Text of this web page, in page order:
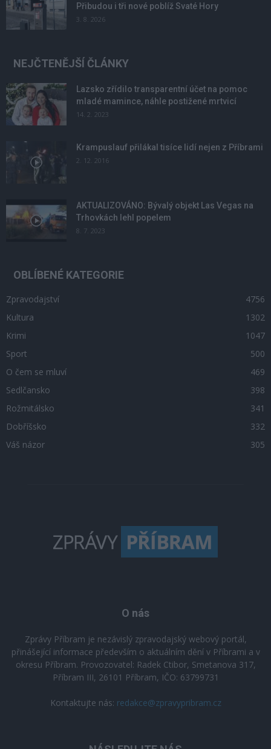
Přibudou i tři nové poblíž Svaté Hory
3. 8. 2026
NEJČTENĚJŠÍ ČLÁNKY
Lazsko zřídilo transparentní účet na pomoc
mladé mamince, náhle postižené mrtvicí
14. 2. 2023
Krampuslauf přilákal tisíce lidí nejen z Příbrami
2. 12. 2016
AKTUALIZOVÁNO: Bývalý objekt Las Vegas na
Trhovkách lehl popelem
8. 7. 2023
OBLÍBENÉ KATEGORIE
Zpravodajství
4756
Kultura
1302
Krimi
1047
Sport
500
O čem se mluví
469
Sedlčansko
398
Rožmitálsko
341
Dobříšsko
332
Váš názor
305
O nás
Zprávy Příbram je nezávislý zpravodajský webový portál,
přinášející informace především o aktuálním dění v Příbrami a v
okresu Příbram. Provozovatel: Radek Ctibor, Smetanova 317,
Příbram III, 26101 Příbram, IČO: 63799731
Kontaktujte nás: redakce@zpravypribram.cz